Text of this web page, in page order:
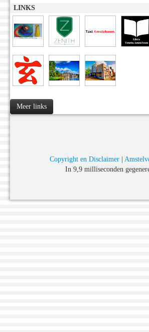
LINKS
Meer links
Copyright en Disclaimer|
In 9,9 milliseconden